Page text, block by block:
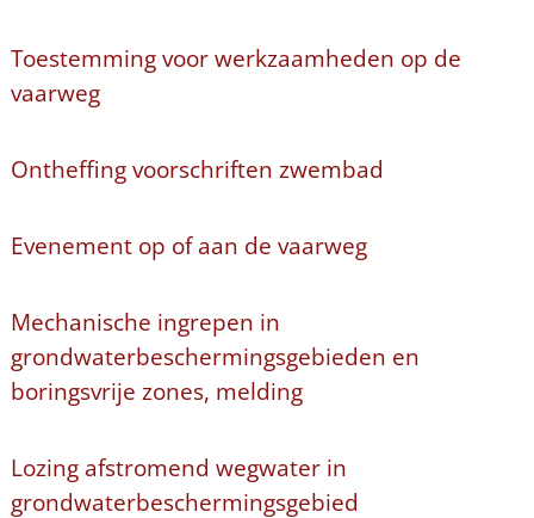
Toestemming voor werkzaamheden op de
vaarweg
Ontheffing voorschriften zwembad
Evenement op of aan de vaarweg
Mechanische ingrepen in
grondwaterbeschermingsgebieden en
boringsvrije zones, melding
Lozing afstromend wegwater in
grondwaterbeschermingsgebied